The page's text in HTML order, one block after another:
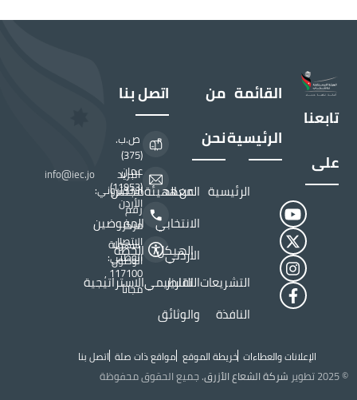
تابعنا
على
القائمة
الرئيسية
الرئيسية المعهد
الانتخابي
الاردني
التشريعات
النافذة
التقارير
والوثائق
من
نحن
عن الهيئةمجلس
المفوضين
الهيكل
التنظيمي
الخطة
الاستراتيجية
اتصل بنا
ص.ب.
(375)
عمان
(11953)
الأردن
البريد
الالكتروني:
info@iec.jo
رقم
مركز
الاتصال
الوطني:
117100 ,
مجاناً
سهولة
الوصول
Top Header menu
الإعلانات والعطاءات خريطة الموقع مواقع ذات صلة اتصل بنا
© 2025 تطوير شركة الشعاع الأزرق. جميع الحقوق محفوظة